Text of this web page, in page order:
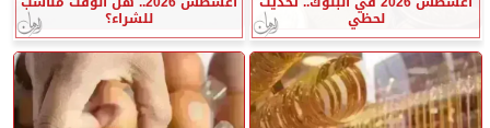
لحظي للشراء؟